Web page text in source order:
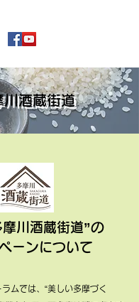
川酒蔵街道
川酒蔵街道”の
ーンについて
ムでは、“美しい多摩づく